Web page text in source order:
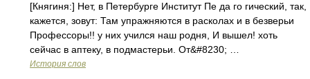
[Княгиня:] Нет, в Петербурге Институт Пе да го гический, так,
кажется, зовут: Там упражняются в расколах и в безверьи
Профессоры!! у них учился наш родня, И вышел! хоть
сейчас в аптеку, в подмастерьи. От&#8230; …
История слов